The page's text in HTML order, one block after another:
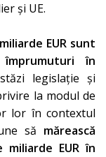
și UE.
EUR sunt
în
legislație și
la modul de
lor în contextul
să mărească
miliarde EUR în